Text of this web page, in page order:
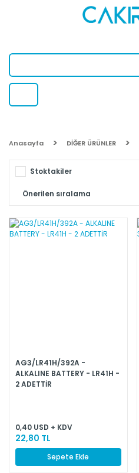
Anasayfa DİĞER ÜRÜNLER
Stoktakiler
AG3/LR41H/392A -
ALKALINE BATTERY - LR41H -
2 ADETTİR
0,40 USD + KDV
22,80 TL
Sepete Ekle